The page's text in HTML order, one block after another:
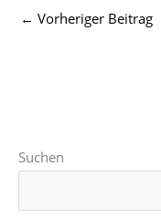
← Vorheriger Beitrag
Suchen